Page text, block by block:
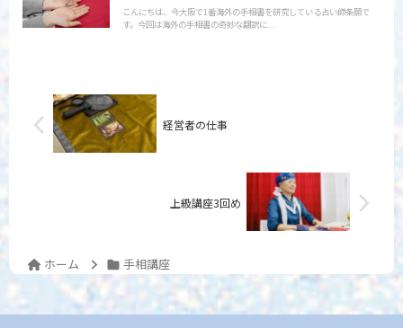
こんにちは、今大阪で1番海外の手相書を研究している占い師条願で
す。今回は海外の手相書の奇妙な翻訳に...
経営者の仕事
上級講座3回め
ホーム 手相講座